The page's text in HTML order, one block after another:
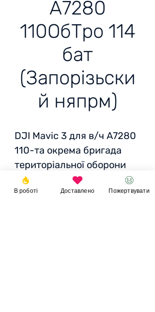
А7280
110ОбТро 114
бат
(Запорізьски
й няпрм)
DJI Mavic 3 для в/ч А7280
110-та окрема бригада
територіальної оборони
114 батальон Запорізський
няпрямок
В роботі Доставлено Пожертвувати